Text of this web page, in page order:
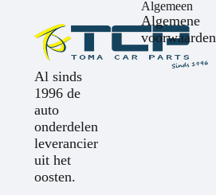
Al sinds
1996 de
auto
onderdelen
leverancier
uit het
oosten.
Algemeen
Algemene
voorwaarden